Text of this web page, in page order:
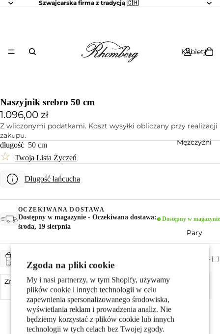
Zgoda na pliki cookie
My i nasi partnerzy, w tym Shopify, używamy
plików cookie i innych technologii w celu
zapewnienia spersonalizowanego środowiska,
wyświetlania reklam i prowadzenia analiz. Nie
będziemy korzystać z plików cookie lub innych
technologii w tych celach bez Twojej zgody.
Szwajcarska firma z tradycją 🇨🇭
Kobiety
Mężczyźni
Pary
Naszyjnik srebro 50 cm
1.096,00 zł
Z wliczonymi podatkami. Koszt wysyłki obliczany przy realizacji
zakupu.
długość 50 cm
☆ Twoja Lista Życzeń
Długość łańcucha
OCZEKIWANA DOSTAWA
Dostępny w magazynie - Oczekiwana dostawa:
środa, 19 sierpnia
Dostępny w magazynie
+ CHF 5.-
Zmniejsz ilość
Zwiększ ilość Dodaj do koszyka
Made in Italy
Srebro próby 925 z próbą 925
Darmowa dostawa